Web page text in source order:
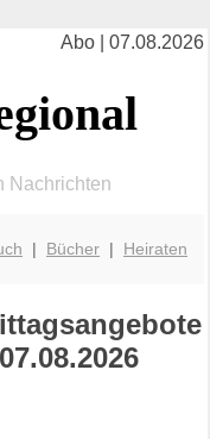
Abo | 07.08.2026
Nachrichten
| Bücher | Heiraten